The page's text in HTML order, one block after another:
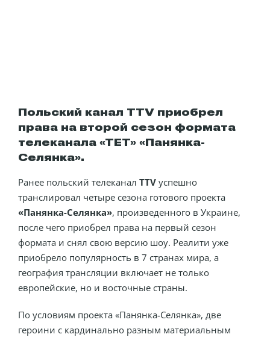
Польский канал TTV приобрел
права на второй сезон формата
телеканала «ТЕТ» «Панянка-
Селянка».
Ранее польский телеканал TTV успешно
транслировал четыре сезона готового проекта
«Панянка-Селянка», произведенного в Украине,
после чего приобрел права на первый сезон
формата и снял свою версию шоу. Реалити уже
приобрело популярность в 7 странах мира, а
география трансляции включает не только
европейские, но и восточные страны.
По условиям проекта «Панянка-Селянка», две
героини с кардинально разным материальным